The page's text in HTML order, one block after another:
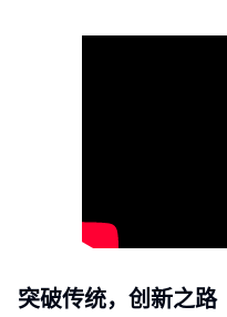
突破传统，创新之路